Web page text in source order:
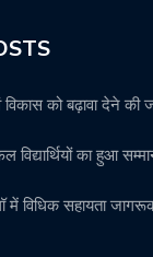
को बढ़ावा देने की
का हुआ
विधिक सहायता